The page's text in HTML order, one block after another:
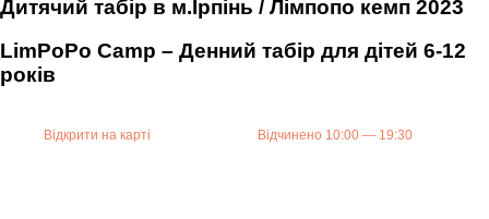
Дитячий табір в м.Ірпінь / Лімпопо кемп 2023
LimPoPo Camp – Денний табір для дітей 6-12
років
Відкрити на карті Відчинено 10:00 — 19:30